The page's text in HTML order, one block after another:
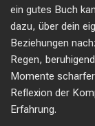
ein gutes Buch
dazu, über dein
Beziehungen
Regen,
Momente
Reflexion der
Erfahrung.